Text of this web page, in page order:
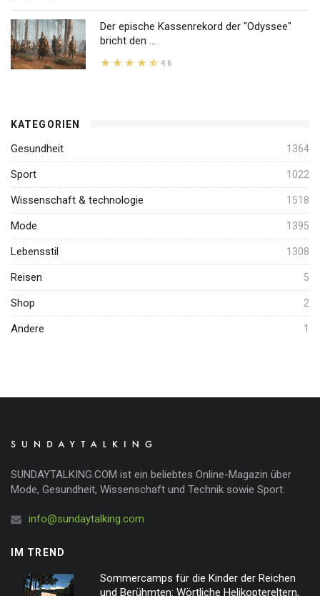
Der epische Kassenrekord der "Odyssee"
bricht den ...
4.6
KATEGORIEN
Gesundheit 1364
Sport 1022
Wissenschaft & technologie 1518
Mode 1395
Lebensstil 1308
Reisen 5
Shop 2
Andere 1
SUNDAYTALKING.COM ist ein beliebtes Online-Magazin über
Mode, Gesundheit, Wissenschaft und Technik sowie Sport.
info@sundaytalking.com
IM TREND
Sommercamps für die Kinder der Reichen
und Berühmten: Wörtliche Helikoptereltern,